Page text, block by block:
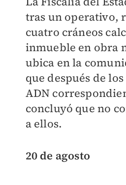
tras un operativo,
cuatro cráneos
inmueble en obra
ubica en la
que después de
ADN
concluyó que no
a ellos.
20 de agosto